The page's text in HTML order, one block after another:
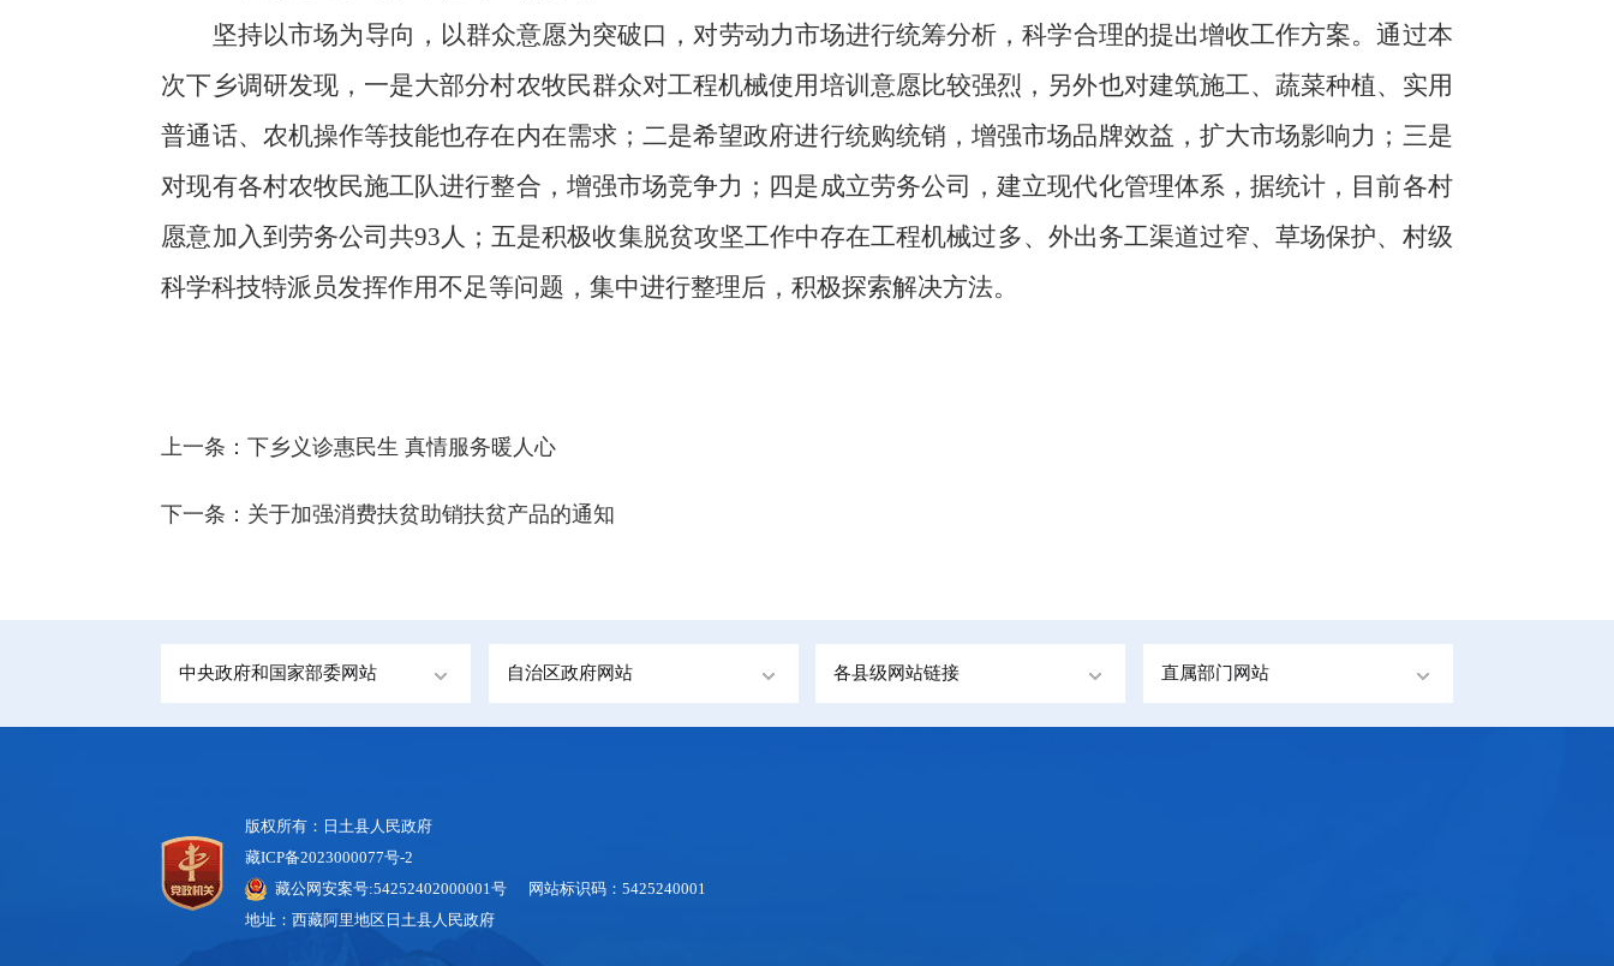
坚持以市场为导向，以群众意愿为突破口，对劳动力市场进行统筹分析，科学合理的提出增收工作方案。通过本
次下乡调研发现，一是大部分村农牧民群众对工程机械使用培训意愿比较强烈，另外也对建筑施工、蔬菜种植、实用
普通话、农机操作等技能也存在内在需求；二是希望政府进行统购统销，增强市场品牌效益，扩大市场影响力；三是
对现有各村农牧民施工队进行整合，增强市场竞争力；四是成立劳务公司，建立现代化管理体系，据统计，目前各村
愿意加入到劳务公司共93人；五是积极收集脱贫攻坚工作中存在工程机械过多、外出务工渠道过窄、草场保护、村级
科学科技特派员发挥作用不足等问题，集中进行整理后，积极探索解决方法。
上一条：下乡义诊惠民生 真情服务暖人心
下一条： 关于加强消费扶贫助销扶贫产品的通知
中央政府和国家部委网站 自治区政府网站 各县级网站链接 直属部门网站
版权所有：日土县人民政府
藏ICP备2023000077号-2
藏公网安案号:54252402000001号 网站标识码：5425240001
地址：西藏阿里地区日土县人民政府